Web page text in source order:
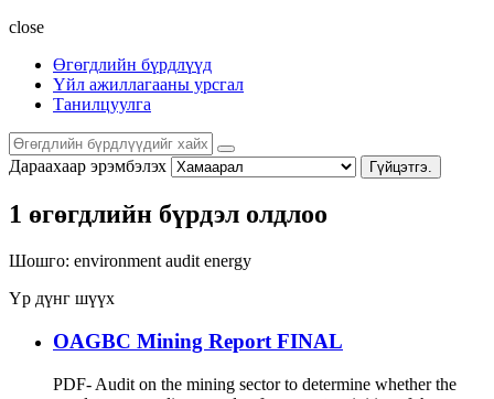
close
Өгөгдлийн бүрдлүүд
Үйл ажиллагааны урсгал
Танилцуулга
Дараахаар эрэмбэлэх Гүйцэтгэ.
1 өгөгдлийн бүрдэл олдлоо
Шошго: environment audit energy
Үр дүнг шүүх
OAGBC Mining Report FINAL
PDF- Audit on the mining sector to determine whether the